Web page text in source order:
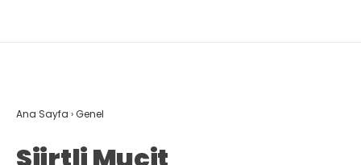
Ana Sayfa ›Genel